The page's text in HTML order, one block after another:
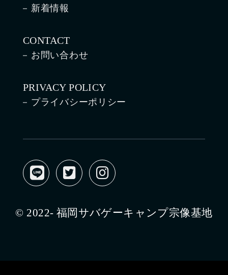
新着情報
CONTACT
お問い合わせ
PRIVACY POLICY
プライバシーポリシー
© 2022- 福岡サバゲーキャンプ宗像基地